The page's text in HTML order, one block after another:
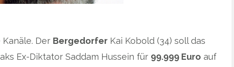
Der Bergedorfer Kai Kobold (34) soll das
Ex-Diktator Saddam Hussein für 99.999 Euro auf